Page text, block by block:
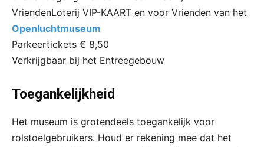
VriendenLoterij VIP-KAART en voor Vrienden van het
Openluchtmuseum
Parkeertickets € 8,50
Verkrijgbaar bij het Entreegebouw
Toegankelijkheid
Het museum is grotendeels toegankelijk voor
rolstoelgebruikers. Houd er rekening mee dat het